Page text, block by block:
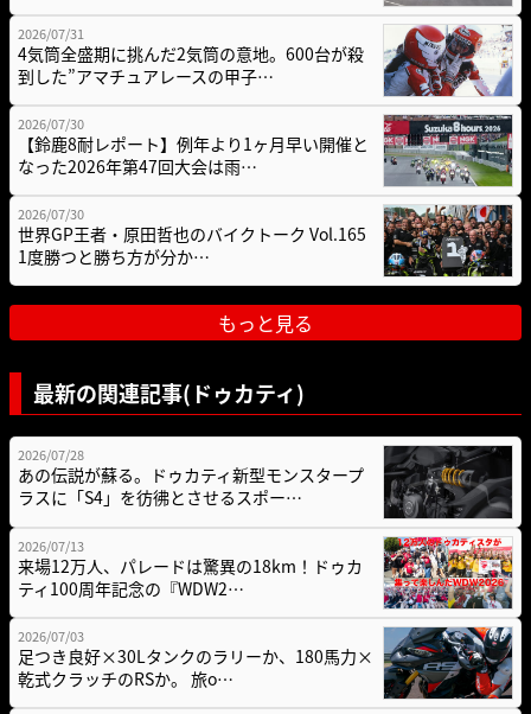
2026/07/31
4気筒全盛期に挑んだ2気筒の意地。600台が殺
到した”アマチュアレースの甲子…
2026/07/30
【鈴鹿8耐レポート】例年より1ヶ月早い開催と
なった2026年第47回大会は雨…
2026/07/30
世界GP王者・原田哲也のバイクトーク Vol.165
1度勝つと勝ち方が分か…
もっと見る
最新の関連記事(ドゥカティ)
2026/07/28
あの伝説が蘇る。ドゥカティ新型モンスタープ
ラスに「S4」を彷彿とさせるスポー…
2026/07/13
来場12万人、パレードは驚異の18km！ドゥカ
ティ100周年記念の『WDW2…
2026/07/03
足つき良好×30Lタンクのラリーか、180馬力×
乾式クラッチのRSか。 旅o…